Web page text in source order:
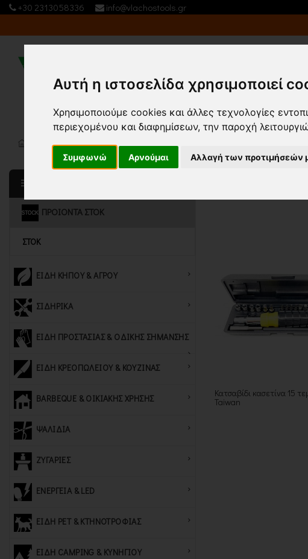
Αυτή η ιστοσελίδα χρησιμοποιεί
Χρησιμοποιούμε cookies και άλλες τεχνολογίες
περιεχομένου και διαφημίσεων, την παροχή
Συμφωνώ Αρνούμαι Αλλαγή των προτιμήσεών
+30 2313058336 info@vlachostools.gr
Κεντρική σελίδα ΠΡΟΙΟΝΤΑ ΣΤΟΚ
ΠΡΟΙΟΝΤΑ ΣΤΟΚ
ΣΤΟΚ
ΕΙΔΗ ΚΗΠΟΥ & ΑΓΡΟΥ
ΣΙΔΗΡΙΚΑ
ΕΙΔΗ ΠΡΟΣΤΑΣΙΑΣ & ΟΔΙΚΗΣ ΣΗΜΑΝΣΗΣ
ΕΙΔΗ ΚΡΕΟΠΩΛΕΙΟΥ & ΚΟΥΖΙΝΑΣ
BARBEQUE & ΟΙΚΙΑΚΗΣ ΧΡΗΣΗΣ
ΨΑΛΙΔΙΑ
ΖΥΓΑΡΙΕΣ
ΕΝΕΡΓΕΙΑ & LED
ΕΙΔΗ PET & ΚΤΗΝΟΤΡΟΦΙΑΣ
ΕΙΔΗ CAMPING & ΚΥΝΗΓΙΟΥ
Κατσαβίδι κασετίνα 15
Taiwan